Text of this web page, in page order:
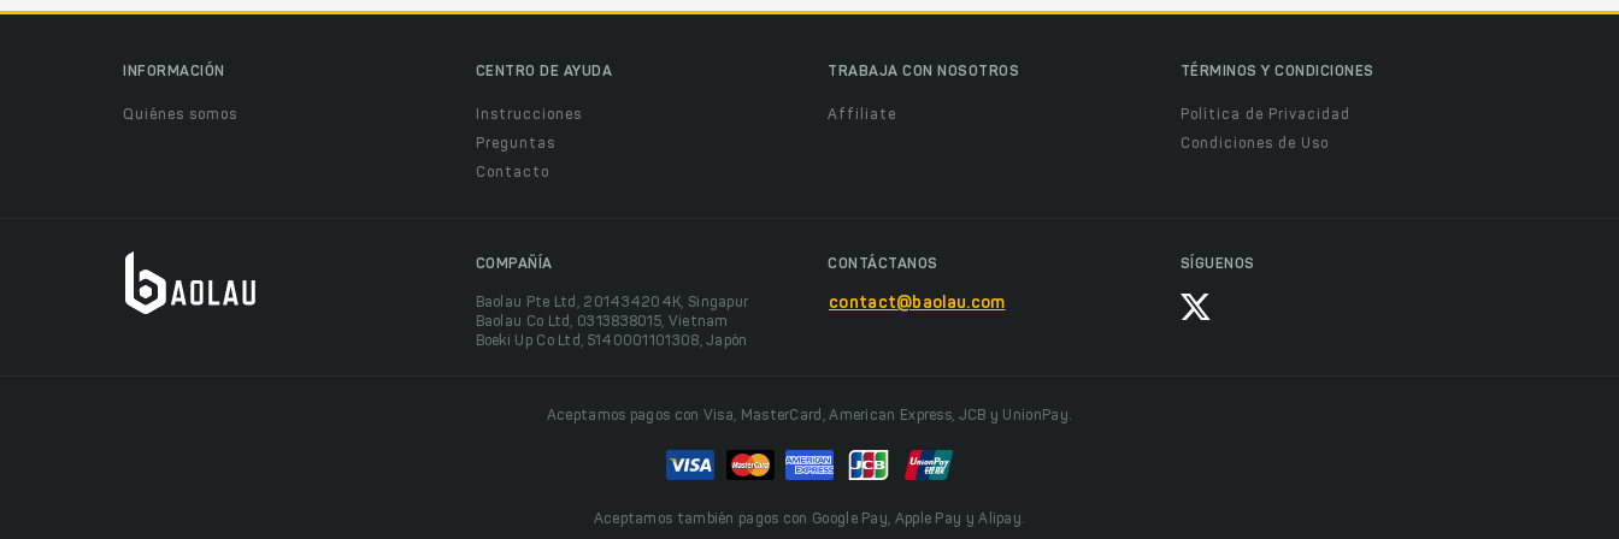
INFORMACIÓN
Quiénes somos
CENTRO DE AYUDA
Instrucciones
Preguntas
Contacto
TRABAJA CON NOSOTROS
Affiliate
TÉRMINOS Y CONDICIONES
Política de Privacidad
Condiciones de Uso
COMPAÑÍA
Baolau Pte Ltd, 201434204K, Singapur
Baolau Co Ltd, 0313838015, Vietnam
Boeki Up Co Ltd, 5140001101308, Japón
CONTÁCTANOS
contact@baolau.com
SÍGUENOS
Aceptamos pagos con Visa, MasterCard, American Express, JCB y UnionPay.
Aceptamos también pagos con Google Pay, Apple Pay y Alipay.